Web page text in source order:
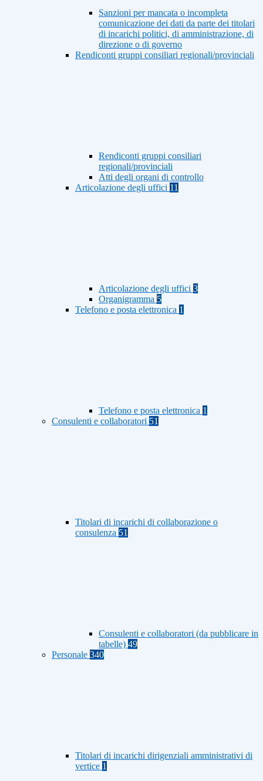
Sanzioni per mancata o incompleta
comunicazione dei dati da parte dei titolari
di incarichi politici, di amministrazione, di
direzione o di governo
Rendiconti gruppi consiliari regionali/provinciali
Rendiconti gruppi consiliari
regionali/provinciali
Atti degli organi di controllo
Articolazione degli uffici 11
Articolazione degli uffici 3
Organigramma 5
Telefono e posta elettronica 1
Telefono e posta elettronica 1
Consulenti e collaboratori 51
Titolari di incarichi di collaborazione o
consulenza 51
Consulenti e collaboratori (da pubblicare in
tabelle) 49
Personale 340
Titolari di incarichi dirigenziali amministrativi di
vertice 1